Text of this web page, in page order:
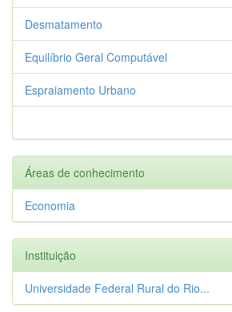
Desmatamento
Equilíbrio Geral Computável
Espraiamento Urbano
Áreas de conhecimento
Economia
Instituição
Universidade Federal Rural do Rio...